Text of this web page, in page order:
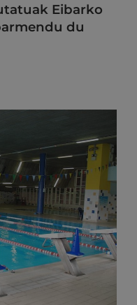
Eibarko
du